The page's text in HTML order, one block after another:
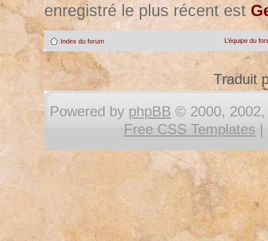
enregistré le plus récent est
Index du forum L’équipe du
Traduit
Powered by phpBB © 2000, 2002,
Free CSS Templates |